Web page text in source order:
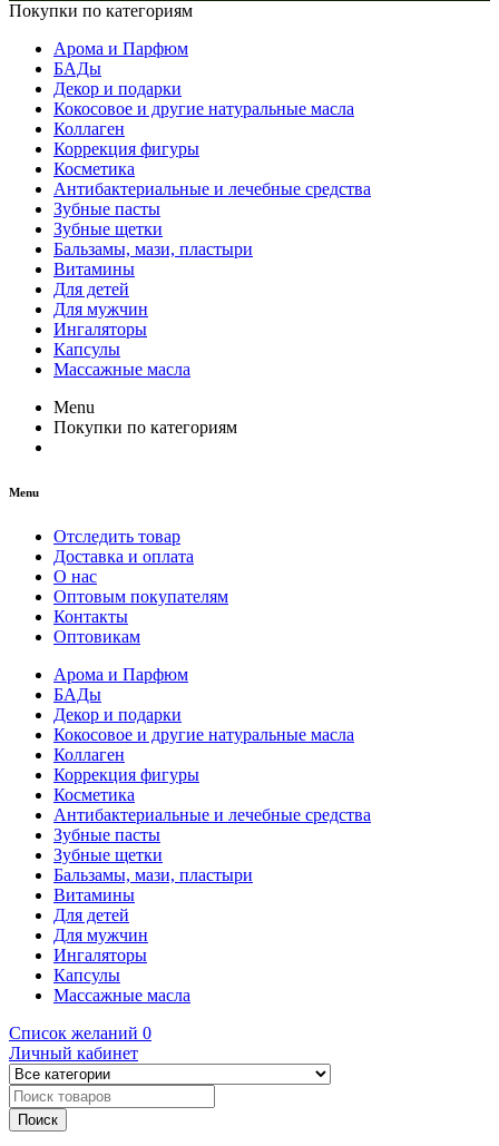
Покупки по категориям
Арома и Парфюм
БАДы
Декор и подарки
Кокосовое и другие натуральные масла
Коллаген
Коррекция фигуры
Косметика
Антибактериальные и лечебные средства
Зубные пасты
Зубные щетки
Бальзамы, мази, пластыри
Витамины
Для детей
Для мужчин
Ингаляторы
Капсулы
Массажные масла
Menu
Покупки по категориям
Menu
Отследить товар
Доставка и оплата
О нас
Оптовым покупателям
Контакты
Оптовикам
Арома и Парфюм
БАДы
Декор и подарки
Кокосовое и другие натуральные масла
Коллаген
Коррекция фигуры
Косметика
Антибактериальные и лечебные средства
Зубные пасты
Зубные щетки
Бальзамы, мази, пластыри
Витамины
Для детей
Для мужчин
Ингаляторы
Капсулы
Массажные масла
Список желаний 0
Личный кабинет